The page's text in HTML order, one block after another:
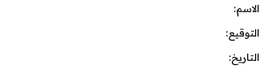
الاسم:
التوقيع:
التاريخ: